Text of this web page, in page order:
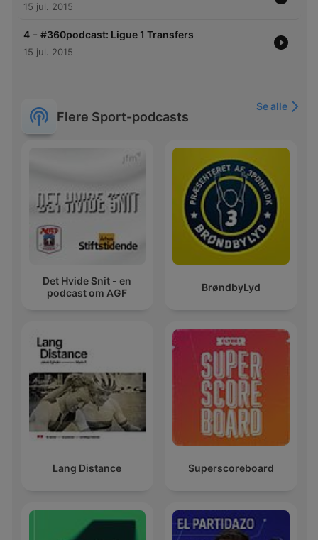
15 jul. 2015
4 - #360podcast: Ligue 1 Transfers
15 jul. 2015
Flere Sport-podcasts
Se alle
Det Hvide Snit - en
podcast om AGF
BrøndbyLyd
Lang Distance Superscoreboard